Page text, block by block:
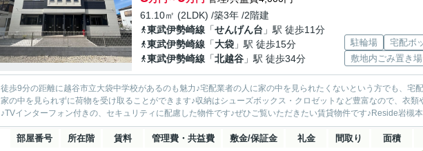
61.10㎡ (2LDK) /築3年 /2階建
東武伊勢崎線 「せんげん台 」駅 徒歩11分
東武伊勢崎線 「大袋 」駅 徒歩15分
東武伊勢崎線 「北越谷 」駅 徒歩34分
駐輪場 宅配ボ
敷地内ごみ置き場
徒歩9分の距離に越谷市立大袋中学校があるのも魅力♪宅配業者の人に家の中を見られたくないという方でも、宅
家の中を見られずに荷物を受け取ることができます♪収納はシューズボックス・クロゼットなど豊富なので、衣類
♪TVインターフォン付きの、セキュリティに配慮した物件です♪ぜひご覧いただきたい賃貸物件です♪Reside岩槻
部屋番号 所在階 賃料 管理費・共益費 敷金/保証金 礼金 間取り 面積